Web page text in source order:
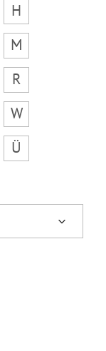
H
M
R
W
Ü